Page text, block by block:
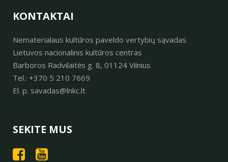
KONTAKTAI
Nematerialaus kultūros paveldo vertybių sąvadas
Lietuvos nacionalinis kultūros centras
Barboros Radvilaitės g. 8, 01124 Vilnius
Tel.: +370 5 210 7669
El. p. savadas@lnkc.lt
SEKITE MUS